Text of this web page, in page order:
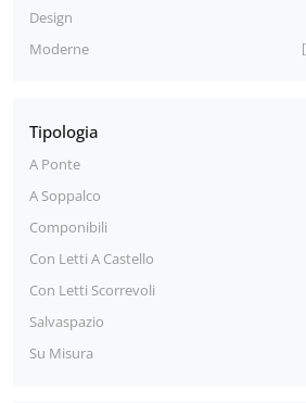
Design
Moderne
Tipologia
A Ponte
A Soppalco
Componibili
Con Letti A Castello
Con Letti Scorrevoli
Salvaspazio
Su Misura